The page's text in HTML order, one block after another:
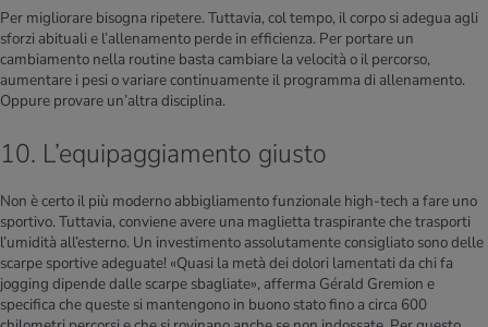
Per migliorare bisogna ripetere. Tuttavia, col tempo, il corpo si adegua agli
sforzi abituali e l’allenamento perde in efficienza. Per portare un
cambiamento nella routine basta cambiare la velocità o il percorso,
aumentare i pesi o variare continuamente il programma di allenamento.
Oppure provare un’altra disciplina.
10. L’equipaggiamento giusto
​Non è certo il più moderno abbigliamento funzionale high-tech a fare uno
sportivo. Tuttavia, conviene avere una maglietta traspirante che trasporti
l’umidità all’esterno. Un investimento assolutamente consigliato sono delle
scarpe sportive adeguate! «Quasi la metà dei dolori lamentati da chi fa
jogging dipende dalle scarpe sbagliate», afferma Gérald Gremion e
specifica che queste si mantengono in buono stato fino a circa 600